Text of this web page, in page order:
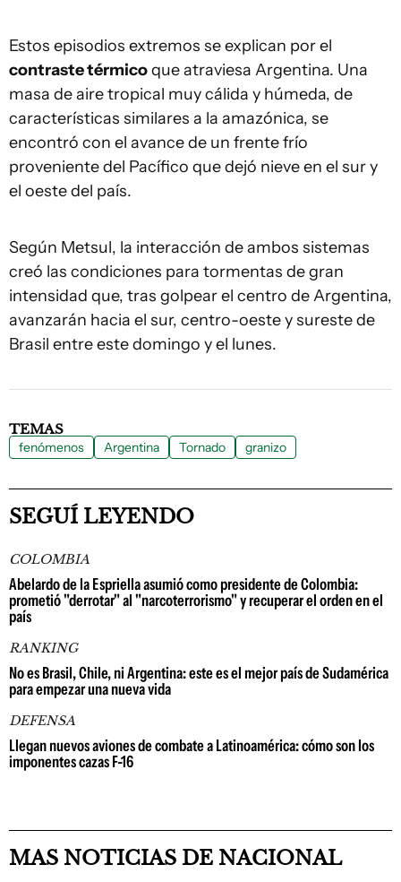
Estos episodios extremos se explican por el
contraste térmicoque atraviesa Argentina. Una
masa de aire tropical muy cálida y húmeda, de
características similares a la amazónica, se
encontró con el avance de un frente frío
proveniente del Pacífico que dejó nieve en el sur y
el oeste del país.
Según Metsul, la interacción de ambos sistemas
creó las condiciones para tormentas de gran
intensidad que, tras golpear el centro de Argentina,
avanzarán hacia el sur, centro-oeste y sureste de
Brasil entre este domingo y el lunes.
TEMAS
fenómenos Argentina Tornado granizo
SEGUÍ LEYENDO
COLOMBIA
Abelardo de la Espriella asumió como presidente de Colombia:
prometió "derrotar" al "narcoterrorismo" y recuperar el orden en el
país
RANKING
No es Brasil, Chile, ni Argentina: este es el mejor país de Sudamérica
para empezar una nueva vida
DEFENSA
Llegan nuevos aviones de combate a Latinoamérica: cómo son los
imponentes cazas F-16
MAS NOTICIAS DE NACIONAL